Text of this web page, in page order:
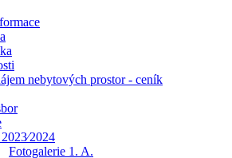
nebytových prostor - ceník
Fotogalerie 1. A.